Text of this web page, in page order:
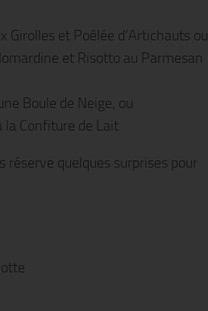
Girolles et Poêlée d’Artichauts ou
et Risotto au Parmesan
Boule de Neige, ou
la Confiture de Lait
réserve quelques surprises pour